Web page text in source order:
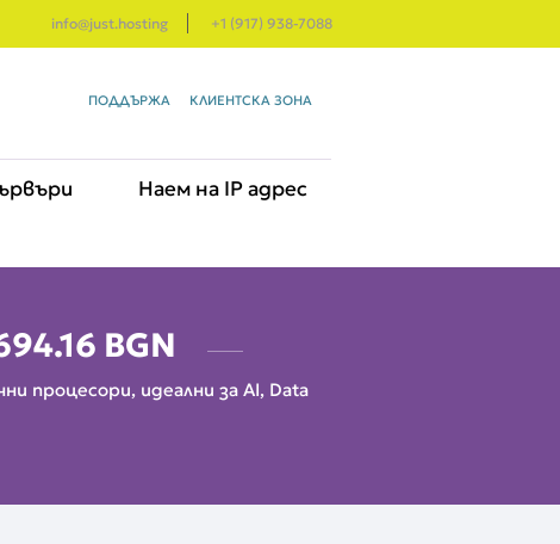
info@just.hosting +1 (917) 938-7088
ПОДДЪРЖА КЛИЕНТСКА ЗОНА
Наем на IP адрес
BGN
процесори, идеални за AI, Data